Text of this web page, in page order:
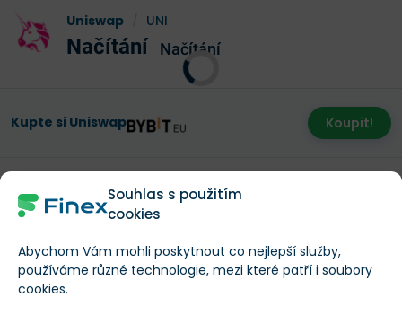
Souhlas s použitím
cookies
Abychom Vám mohli poskytnout co nejlepší služby,
používáme různé technologie, mezi které patří i soubory
cookies.
Uniswap UNI
Načítání Načítání
Kupte si Uniswap Koupit!
Část tohoto rozdílu odráží diverzifikované obchodní
aktivity Coinbase nad rámec spotového obchodování.
Kendrick však tvrdí, žeocenění Uniswapu by se
mohlo přiblížit Coinbase, pokud se platformě podaří